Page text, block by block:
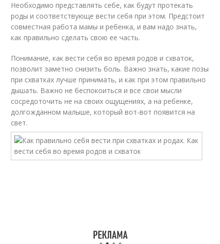
Необходимо представлять себе, как будут протекать
роды и соответствующе вести себя при этом. Предстоит
совместная работа мамы и ребенка, и вам надо знать,
как правильно сделать свою ее часть.
Понимание, как вести себя во время родов и схваток,
позволит заметно снизить боль. Важно знать, какие позы
при схватках лучше принимать, и как при этом правильно
дышать. Важно не беспокоиться и все свои мысли
сосредоточить не на своих ощущениях, а на ребенке,
долгожданном малыше, который вот-вот появится на
свет.